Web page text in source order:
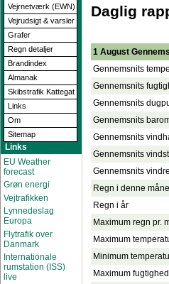
Vejrnetværk (EWN)
Vejrudsigt & varsler
Grafer
Regn detaljer
Brandindex
Almanak
Skibstrafik Kattegat
Links
Om
Sitemap
Links
EU Weather
forecast
Grøn energi
Vejtrafikken
Lynnedeslag
Europa
Flytrafik over
Danmark
Internationale
rumstation (ISS)
live
Daglig
1 August
Gennemsnits
Gennemsnits
Gennemsnits
Gennemsnits
Gennemsnits
Gennemsnits
Gennemsnits
Regn i denne
Regn i år
Maximum regn pr.
Maximum
Minimum
Maximum fugtighed